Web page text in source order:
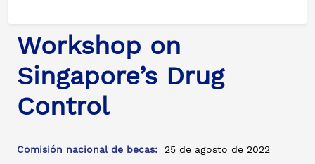
Workshop on
Singapore’s Drug
Control
Comisión nacional de becas: 25 de agosto de 2022